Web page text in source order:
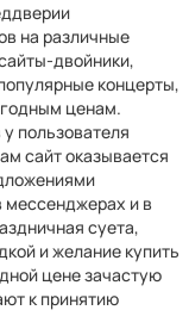
на различные
двойники,
концерты,
ценам.
пользователя
сайт оказывается
мессенджерах и в
суета,
и желание купить
цене зачастую
к принятию